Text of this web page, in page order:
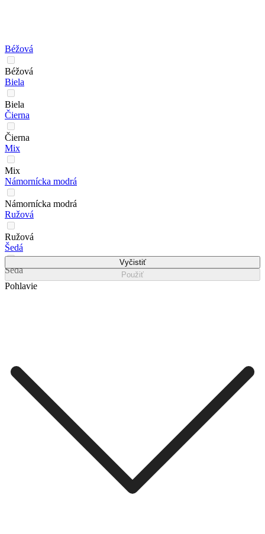
Béžová
Béžová
Biela
Biela
Čierna
Čierna
Mix
Mix
Námornícka modrá
Námornícka modrá
Ružová
Ružová
Šedá
Šedá
Vyčistiť
Použiť
Pohlavie